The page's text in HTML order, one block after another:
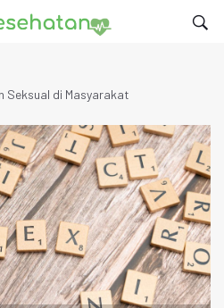
Seksual di Masyarakat